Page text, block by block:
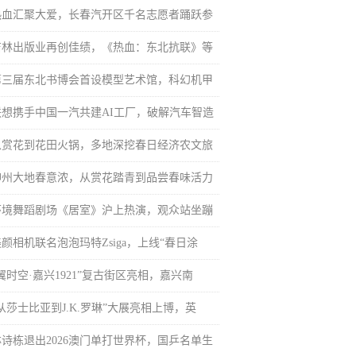
汇聚大爱，长春汽开区千名志愿者踊跃参
林出版业再创佳绩，《热血：东北抗联》等
三届东北书博会首设模型艺术馆，科幻机甲
携手中国一汽共建AI工厂，破解汽车智造
赏花到花田火锅，多地深挖春日经济农文旅
大地春意浓，从赏花踏青到品尝春味活力
舞蹈剧场《居室》沪上热演，观众站坐蹦
相机联名泡泡玛特Zsiga，上线“春日涂
时空·嘉兴1921”复古街区亮相，嘉兴南
莎士比亚到J.K.罗琳”大展亮相上博，英
栋退出2026澳门单打世界杯，国乒名单生